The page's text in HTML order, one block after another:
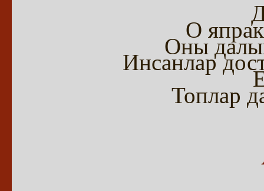
О
Оны
Инсанлар
Топлар